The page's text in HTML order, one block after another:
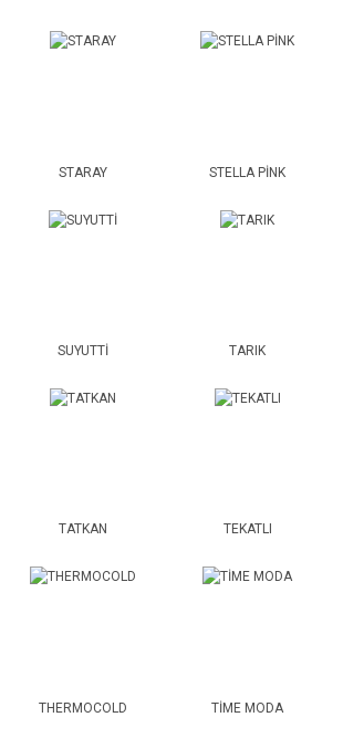
STARAY STELLA PİNK
SUYUTTİ TARIK
TATKAN TEKATLI
THERMOCOLD TİME MODA